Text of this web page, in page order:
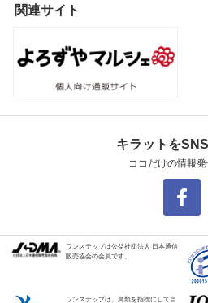
関連サイト
キラットを
ココだけの情報発
ワンステップは公益社団法人 日本通信
販売協会の会員です。
ワンステップは、鳥類を指標にして自